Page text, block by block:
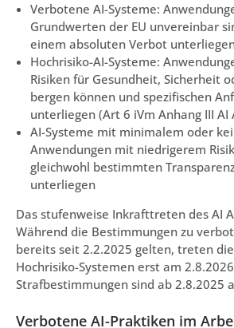
Verbotene AI-Systeme:
Grundwerten der EU unvereinbar
einem absoluten Verbot
Hochrisiko-AI-Systeme:
Risiken für Gesundheit, Sicherheit
bergen können und spezifischen
unterliegen (Art 6 iVm Anhang III AI
AI-Systeme mit minimalem oder
Anwendungen mit niedrigerem
gleichwohl bestimmten
unterliegen
Das stufenweise Inkrafttreten des AI
Während die Bestimmungen zu
bereits seit 2.2.2025 gelten, treten die
Hochrisiko-Systemen erst am
Strafbestimmungen sind ab 2.8.2025
Verbotene AI-Praktiken im